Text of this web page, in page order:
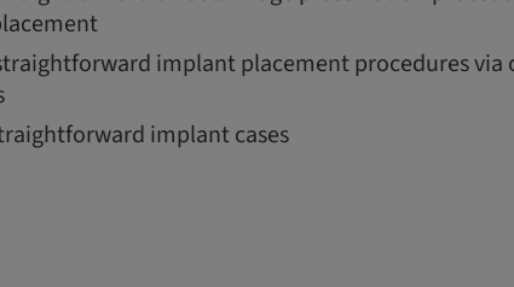
implant placement procedures via
implant cases